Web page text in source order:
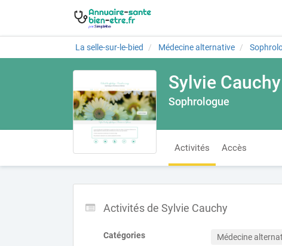
La selle-sur-le-bied Médecine alternative
Sylvie Cauchy
Sophrologue
Activités Accès
Activités de Sylvie Cauchy
Catégories Médecine